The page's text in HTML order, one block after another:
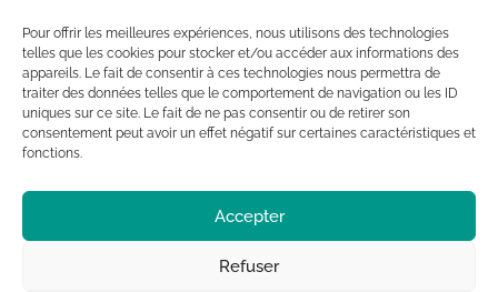
Pour offrir les meilleures expériences, nous utilisons des technologies
telles que les cookies pour stocker et/ou accéder aux informations des
appareils. Le fait de consentir à ces technologies nous permettra de
traiter des données telles que le comportement de navigation ou les ID
uniques sur ce site. Le fait de ne pas consentir ou de retirer son
consentement peut avoir un effet négatif sur certaines caractéristiques et
fonctions.
Accepter
Refuser
Toutes les oeuvres présentées sur ce site appartiennent
exclusivement à l’auteur (sauf mention contraire) aux
termes des articles L 111-1 et L112-1 du code de la
Propriété Intellectuelle. Par conséquent, toute